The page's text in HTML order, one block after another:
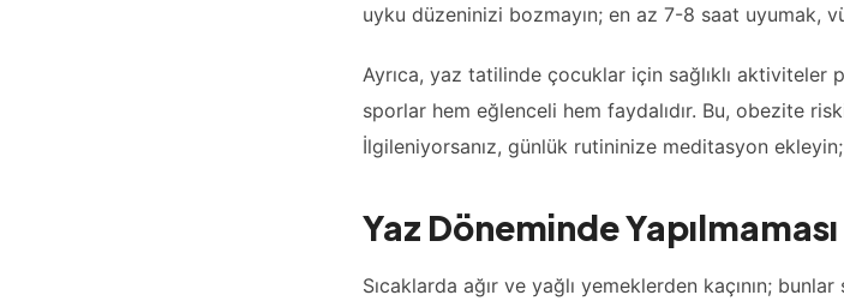
uyku düzeninizi bozmayın; en az 7-8 saat uyumak,
Ayrıca, yaz tatilinde çocuklar için sağlıklı aktiviteler
sporlar hem eğlenceli hem faydalıdır. Bu, obezite
İlgileniyorsanız, günlük rutininize meditasyon
Yaz Döneminde
Sıcaklarda ağır ve yağlı yemeklerden kaçının;